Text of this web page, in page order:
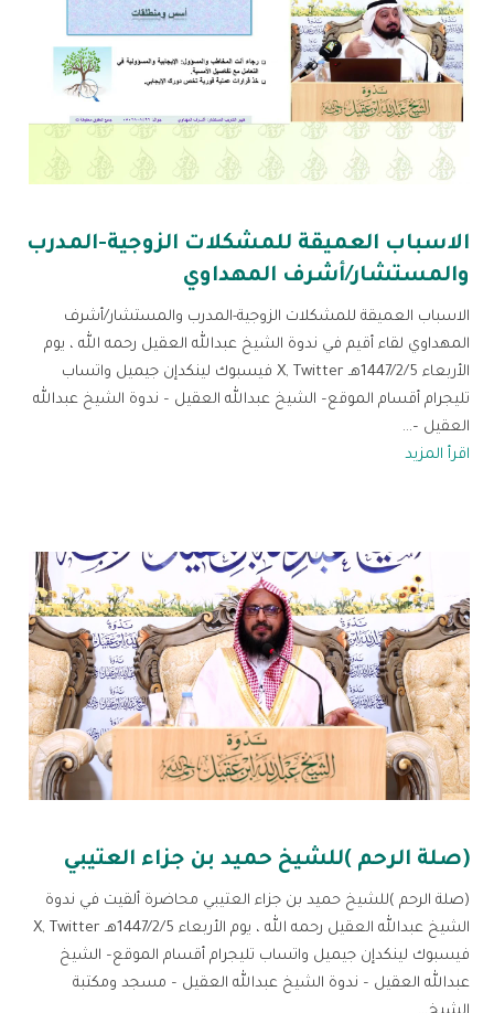
الاسباب العميقة للمشكلات الزوجية-المدرب
والمستشار/أشرف المهداوي
الاسباب العميقة للمشكلات الزوجية-المدرب والمستشار/أشرف
المهداوي لقاء أقيم في ندوة الشيخ عبدالله العقيل رحمه الله ، يوم
الأربعاء 1447/2/5هـ X, Twitter فيسبوك لينكدإن جيميل واتساب
تليجرام أقسام الموقع– الشيخ عبدالله العقيل – ندوة الشيخ عبدالله
العقيل –...
اقرأ المزيد
(صلة الرحم )للشيخ حميد بن جزاء العتيبي
(صلة الرحم )للشيخ حميد بن جزاء العتيبي محاضرة ألقيت في ندوة
الشيخ عبدالله العقيل رحمه الله ، يوم الأربعاء 1447/2/5هـ X, Twitter
فيسبوك لينكدإن جيميل واتساب تليجرام أقسام الموقع– الشيخ
عبدالله العقيل – ندوة الشيخ عبدالله العقيل – مسجد ومكتبة